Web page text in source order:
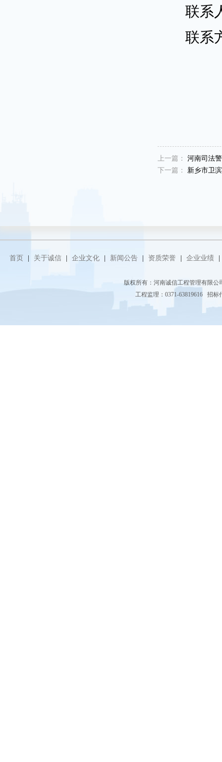
联系
联系
上一篇： 河南司法
下一篇： 新乡市卫
首页 关于诚信 企业文化 新闻公告 资质荣誉 企业业绩
版权所有：河南诚信工程管理有限
工程监理：0371-63819616 招标